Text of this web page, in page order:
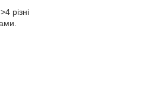
різні